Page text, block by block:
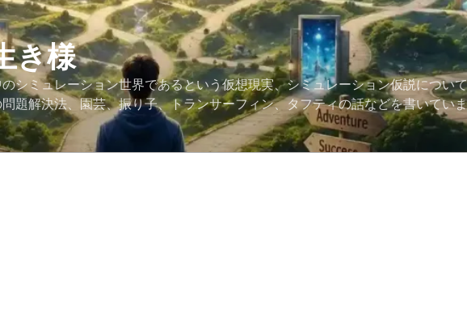
き様
シミュレーション世界であるという仮想現実、シミュレーション仮説につい
題解決法、園芸、振り子、トランサーフィン、タフティの話などを書いてい